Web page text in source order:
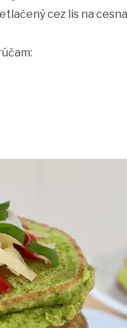
cez lis na